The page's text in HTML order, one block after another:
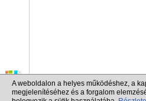
A weboldalon a helyes működéshez, a
megjelenítéséhez és a forgalom